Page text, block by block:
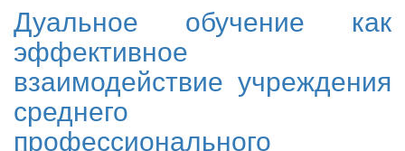
Дуальное обучение как
эффективное
взаимодействие учреждения
среднего
профессионального